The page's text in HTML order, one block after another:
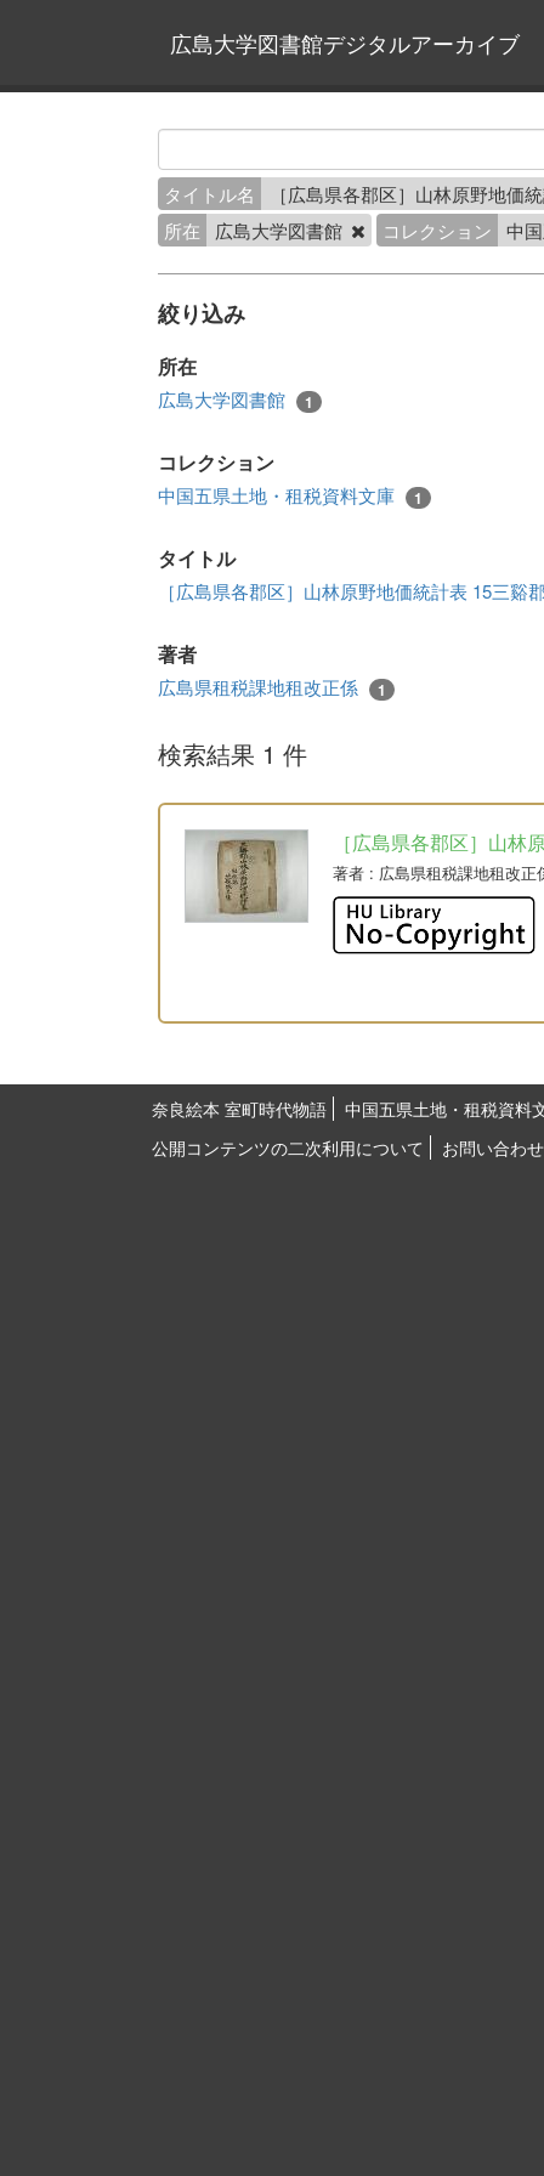
広島大学図書館デジタルアーカイブ
タイトル名
［広島県各郡区］山林原野地価
所在
広島大学図書館 コレクション 中
絞り込み
所在
広島大学図書館 1
コレクション
中国五県土地・租税資料文庫 1
タイトル
［広島県各郡区］山林原野地価統計表 15三谿
著者
広島県租税課地租改正係 1
検索結果 1 件
［広島県各郡区］山
著者 : 広島県租税課地租改正
奈良絵本 室町時代物語
中国五県土地・租税資料
公開コンテンツの二次利用について
お問い合わせ